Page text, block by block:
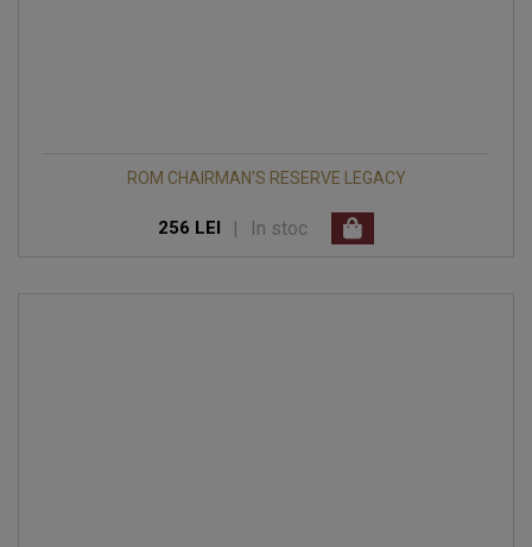
ROM CHAIRMAN'S RESERVE LEGACY
256 LEI | In stoc